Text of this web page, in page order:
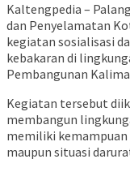
Kaltengpedia –
dan Penyelamatan
kegiatan sosialisasi
kebakaran di
Pembangunan
Kegiatan tersebut
membangun
memiliki kemampuan
maupun situasi